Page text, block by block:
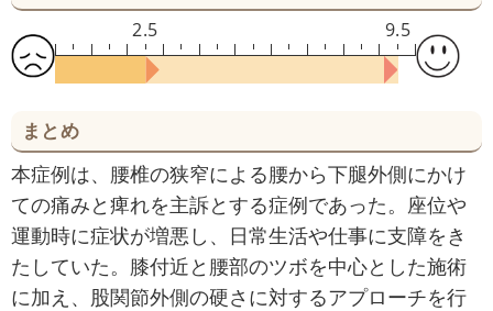
2.5 9.5
まとめ
本症例は、腰椎の狭窄による腰から下腿外側にかけ
ての痛みと痺れを主訴とする症例であった。座位や
運動時に症状が増悪し、日常生活や仕事に支障をき
たしていた。膝付近と腰部のツボを中心とした施術
に加え、股関節外側の硬さに対するアプローチを行